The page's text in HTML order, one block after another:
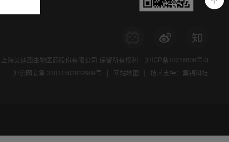
上海美迪西生物医药股份有限公司 保留所有权利
沪ICP备10216606号-3
沪公网安备 31011502012909号
| 网站地图 | 技术支持：集锦科技